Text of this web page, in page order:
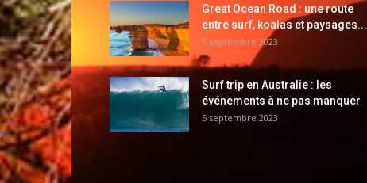
Great Ocean Road : une route
entre surf, koalas et paysages...
5 septembre 2023
Surf trip en Australie : les
événements à ne pas manquer
5 septembre 2023